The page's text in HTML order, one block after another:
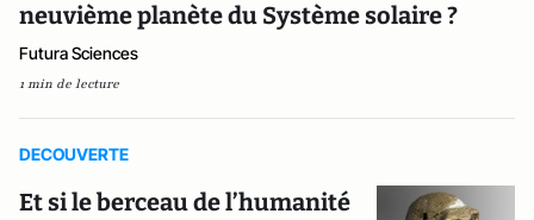
neuvième planète du Système solaire ?
Futura Sciences
1 min de lecture
DECOUVERTE
Et si le berceau de l’humanité